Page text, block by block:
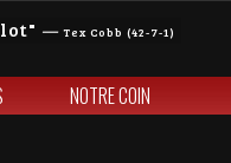
— Tex Cobb (42-7-1)
NOTRE COIN